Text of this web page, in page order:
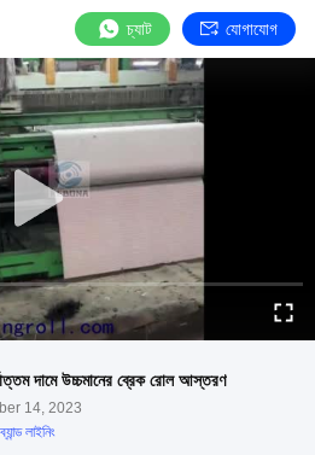
চ্যাট যোগাযোগ
দামে উচ্চমানের ব্রেক রোল আস্তরণ
14, 2023
লাইনিং